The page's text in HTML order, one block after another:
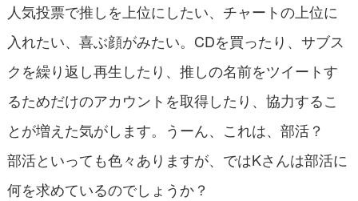
人気投票で推しを上位にしたい、チャートの上位に
入れたい、喜ぶ顔がみたい。CDを買ったり、サブス
クを繰り返し再生したり、推しの名前をツイートす
るためだけのアカウントを取得したり、協力するこ
とが増えた気がします。うーん、これは、部活？
部活といっても色々ありますが、ではKさんは部活に
何を求めているのでしょうか？